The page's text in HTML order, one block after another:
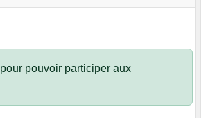
pour pouvoir participer aux